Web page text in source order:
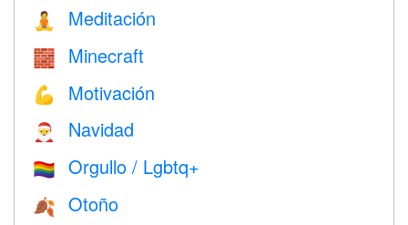
🧘 Meditación
🧱 Minecraft
💪 Motivación
🎅 Navidad
🏳️‍🌈 Orgullo / Lgbtq+
🍂 Otoño